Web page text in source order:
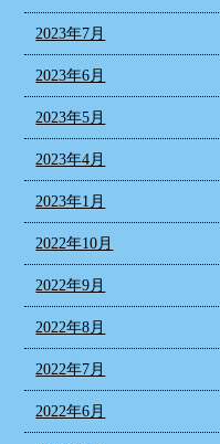
2023年7月
2023年6月
2023年5月
2023年4月
2023年1月
2022年10月
2022年9月
2022年8月
2022年7月
2022年6月